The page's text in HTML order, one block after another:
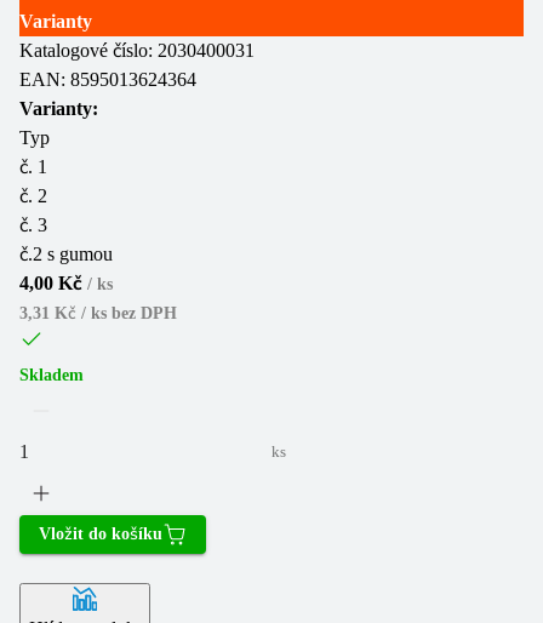
Varianty
Katalogové číslo: 2030400031
EAN: 8595013624364
Varianty:
Typ
č. 1
č. 2
č. 3
č.2 s gumou
4,00 Kč / ks
3,31 Kč / ks bez DPH
Skladem
ks
Vložit do košíku